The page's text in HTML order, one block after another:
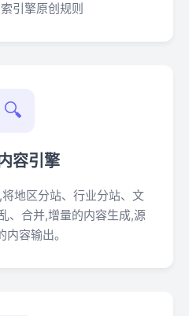
引擎原创规则
🔍
容引擎
地区分站、行业分站、文
、合并,增量的内容生成,源
内容输出。